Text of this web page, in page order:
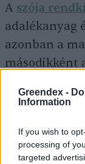
Greendex -
Information
If you wish to
processing of
targeted
A szója
adalékanyag
azonban a
másodikként
teljes
a WWF
szója
fordítják.